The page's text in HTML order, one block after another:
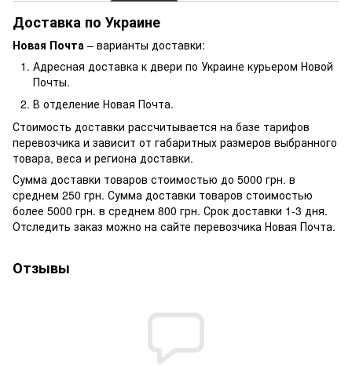
Доставка по Украине
Новая Почта – варианты доставки:
Адресная доставка к двери по Украине курьером Новой
Почты.
В отделение Новая Почта.
Стоимость доставки рассчитывается на базе тарифов
перевозчика и зависит от габаритных размеров выбранного
товара, веса и региона доставки.
Сумма доставки товаров стоимостью до 5000 грн. в
среднем 250 грн. Сумма доставки товаров стоимостью
более 5000 грн. в среднем 800 грн. Срок доставки 1-3 дня.
Отследить заказ можно на сайте перевозчика Новая Почта.
Отзывы